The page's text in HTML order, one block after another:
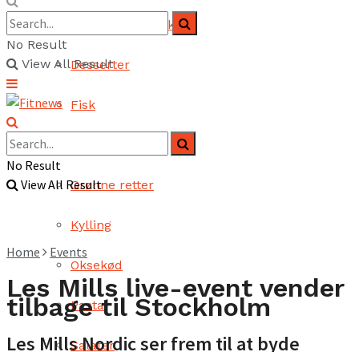
Brød og bagværk
Desserter
Fisk
Grønne retter
Kylling
Oksekød
Pasta
Salater
No Result
View All Result
No Result
View All Result
Home Events
Les Mills live-event vender
tilbage til Stockholm
Les Mills Nordic ser frem til at byde